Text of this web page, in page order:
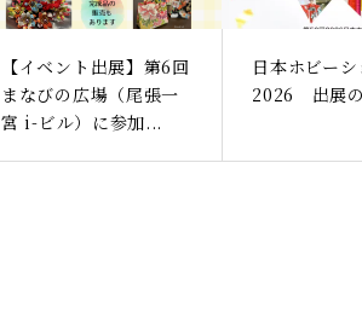
【イベント出展】第6回
まなびの広場（尾張一
宮 i-ビル）に参加...
日本ホビーシ
2026 出展